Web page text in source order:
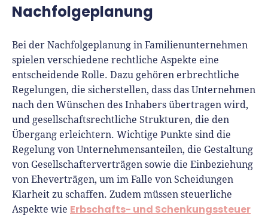
Nachfolgeplanung
Bei der Nachfolgeplanung in Familienunternehmen
spielen verschiedene rechtliche Aspekte eine
entscheidende Rolle. Dazu gehören erbrechtliche
Regelungen, die sicherstellen, dass das Unternehmen
nach den Wünschen des Inhabers übertragen wird,
und gesellschaftsrechtliche Strukturen, die den
Übergang erleichtern. Wichtige Punkte sind die
Regelung von Unternehmensanteilen, die Gestaltung
von Gesellschafterverträgen sowie die Einbeziehung
von Eheverträgen, um im Falle von Scheidungen
Klarheit zu schaffen. Zudem müssen steuerliche
Aspekte wie Erbschafts- und Schenkungssteuer